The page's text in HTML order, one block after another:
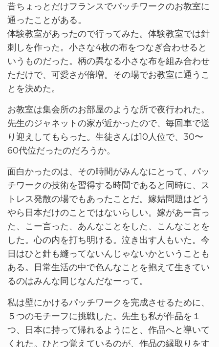
昔ちょっとだけフランスでパッチワークのお教室に
通ったことがある。
体験教室があったので行ってみた。体験教室では針
刺しを作った。小さな4枚の布をつなぎ合わせると
いうものだった。柄の異なる小さな布を組み合わせ
ただけで、可愛さが倍増。その場でお教室に通うこ
とを決めた。
お教室は集会所のお部屋のような所で夜行われた。
先生のジャネットの家が近かったので、毎回車で送
り迎えしてもらった。生徒さんは10人位で、30〜
60代位だったのだろうか。
面白かったのは、その時間がみんなにとって、パッ
チワークの技術を習得する時間であると同時に、ス
トレス発散の場でもあったことだ。嫁姑問題はどう
やら日本だけのことではないらしい。嫁があー言っ
た、こー言った、あんなことをした、こんなことを
した。心の内を打ち明ける。泣き出す人もいた。今
日はひと針も縫ってないんじゃないかということも
ある。日常生活の中で色んなことを抱えて生きてい
るのはみんな同じなんだなーって。
私は壁にかけるパッチワークを完成させるために、
５つのモチーフに挑戦した。先生も私が作品を１
つ、日本に持って帰れるようにと、作品へと導いて
くれた。ひとつ覚えているのが、作品の縁取りをす